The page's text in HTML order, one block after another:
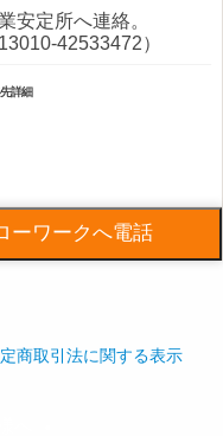
安定所へ連絡。
42533472）
詳細
各種工事請負、植
ーワークへ電話
商取引法に関する表示